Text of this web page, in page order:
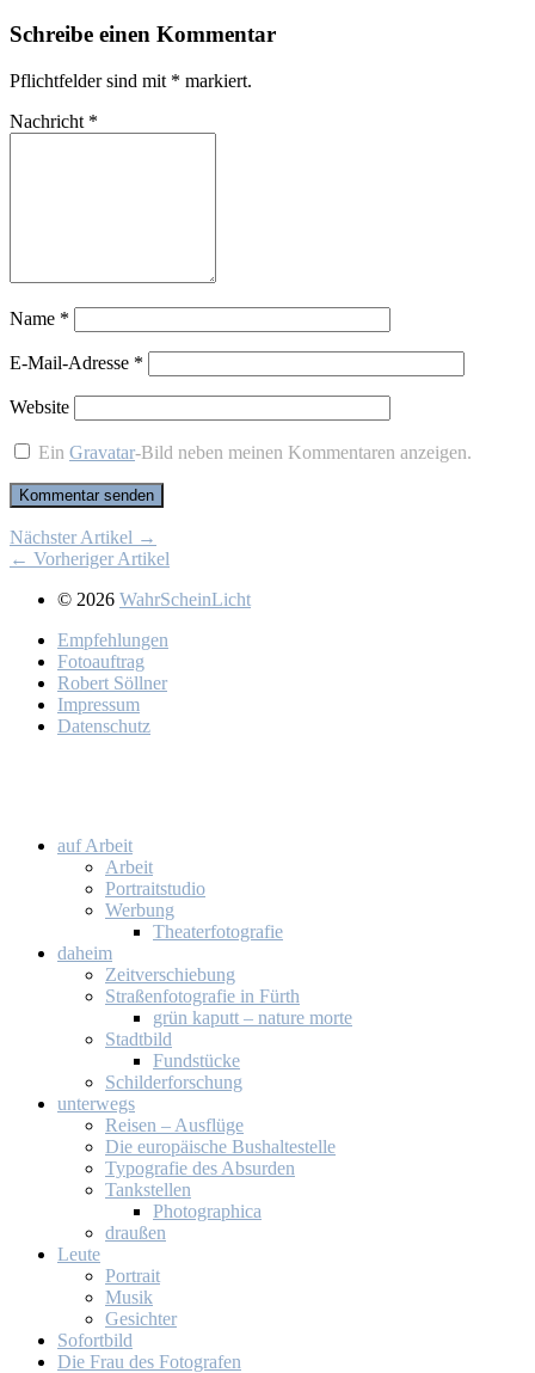
Schreibe einen Kommentar
Pflichtfelder sind mit * markiert.
Nachricht *
Name *
E-Mail-Adresse *
Website
EinGravatar-Bild neben meinen Kommentaren anzeigen.
Nächster Artikel →
← Vorheriger Artikel
© 2026 WahrScheinLicht
Emp­feh­lun­gen
Fo­to­auf­trag
Ro­bert Söll­ner
Im­pres­sum
Da­ten­schutz
auf Ar­beit
Ar­beit
Por­trait­stu­dio
Wer­bung
Thea­ter­fo­to­gra­fie
da­heim
Zeit­ver­schie­bung
Stra­ßen­fo­to­gra­fie in Fürth
grün ka­putt – na­tu­re mor­te
Stadt­bild
Fund­stü­cke
Schil­der­for­schung
un­ter­wegs
Rei­sen – Aus­flü­ge
Die eu­ro­päi­sche Bus­hal­te­stel­le
Ty­po­gra­fie des Ab­sur­den
Tank­stel­len
Pho­to­gra­phi­ca
drau­ßen
Leu­te
Por­trait
Mu­sik
Ge­sich­ter
So­fort­bild
Die Frau des Fo­to­gra­fen